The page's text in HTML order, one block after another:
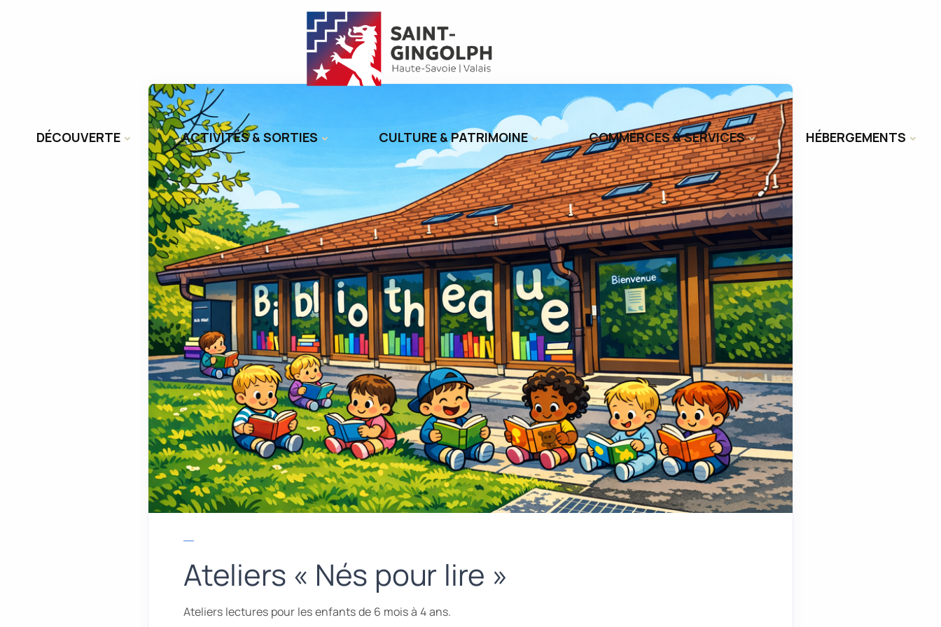
DÉCOUVERTE ACTIVITÉS & SORTIES CULTURE & PATRIMOINE COMMERCES & SERVICES HÉBERGEMENTS
Ateliers « Nés pour lire »
Ateliers lectures pour les enfants de 6 mois à 4 ans.